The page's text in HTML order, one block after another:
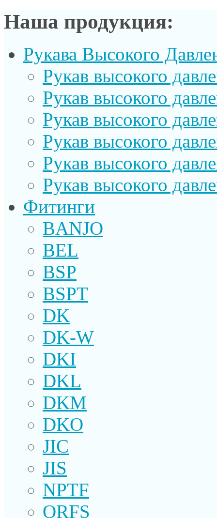
Наша продукция:
Рукава Высокого
Рукав выcокого
Рукав высокого
Рукав высокого
Рукав высокого
Рукав высокого
Рукав высокого
Фитинги
BANJO
BEL
BSP
BSPT
DK
DK-W
DKI
DKL
DKM
DKO
JIC
JIS
NPTF
ORFS